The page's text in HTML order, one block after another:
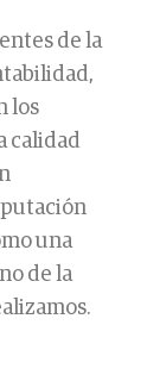
de la
los
calidad
una
de la